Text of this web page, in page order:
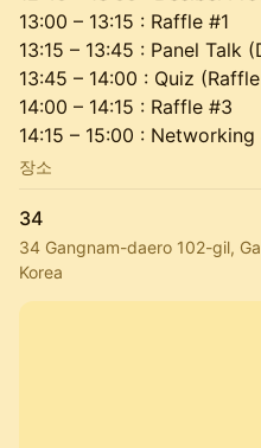
13:00 – 13:15 : Raffle #1
13:15 – 13:45 : Panel Talk
13:45 – 14:00 : Quiz
14:00 – 14:15 : Raffle #3
14:15 – 15:00 :
장소
34
34 Gangnam-daero 102-gil,
Korea